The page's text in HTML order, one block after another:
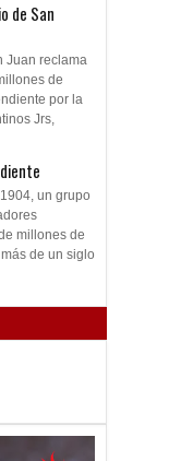
de San
Juan reclama
de
por la
Jrs,
un grupo
millones de
de un siglo